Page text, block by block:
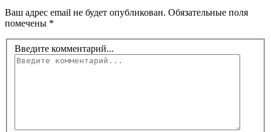
Ваш адрес email не будет опубликован. Обязательные поля
помечены *
Введите комментарий...